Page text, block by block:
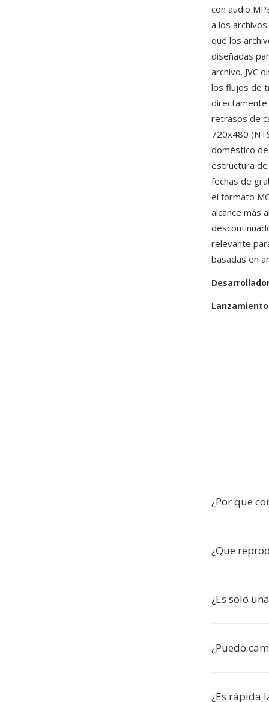
con audio
a los
qué los
diseñadas
archivo. JVC
los flujos de
directamente
retrasos de
720x480
doméstico
estructura
fechas de
el formato
alcance más
relevante
basadas en
¿Por que
¿Que
¿Es solo
¿Puedo
¿Es rápida